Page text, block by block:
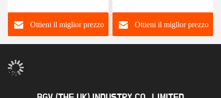
condito la sigaretta di E
Ottieni il miglior prezzo
vendere
Ottieni il miglior prezzo